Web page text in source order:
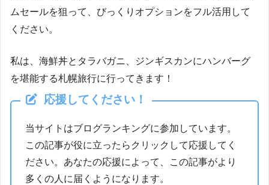
ムセールを狙って、びっくりオプションをフル活用して
ください。
私は、海鮮丼とタラバガニ、ジンギスカンにハンバーグ
を堪能する札幌旅行に行ってきます！
応援してください！
当サイトはブログランキングに参加しています。
この記事が役に立ったらクリックして応援してく
ださい。あなたの応援によって、この記事がより
多くの人に届くようになります。